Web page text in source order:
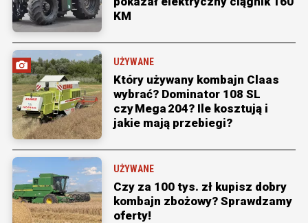
KM
UŻYWANE
Który używany kombajn Claas
wybrać? Dominator 108 SL
czy Mega 204? Ile kosztują i
jakie mają przebiegi?
UŻYWANE
Czy za 100 tys. zł kupisz dobry
kombajn zbożowy? Sprawdzamy
oferty!